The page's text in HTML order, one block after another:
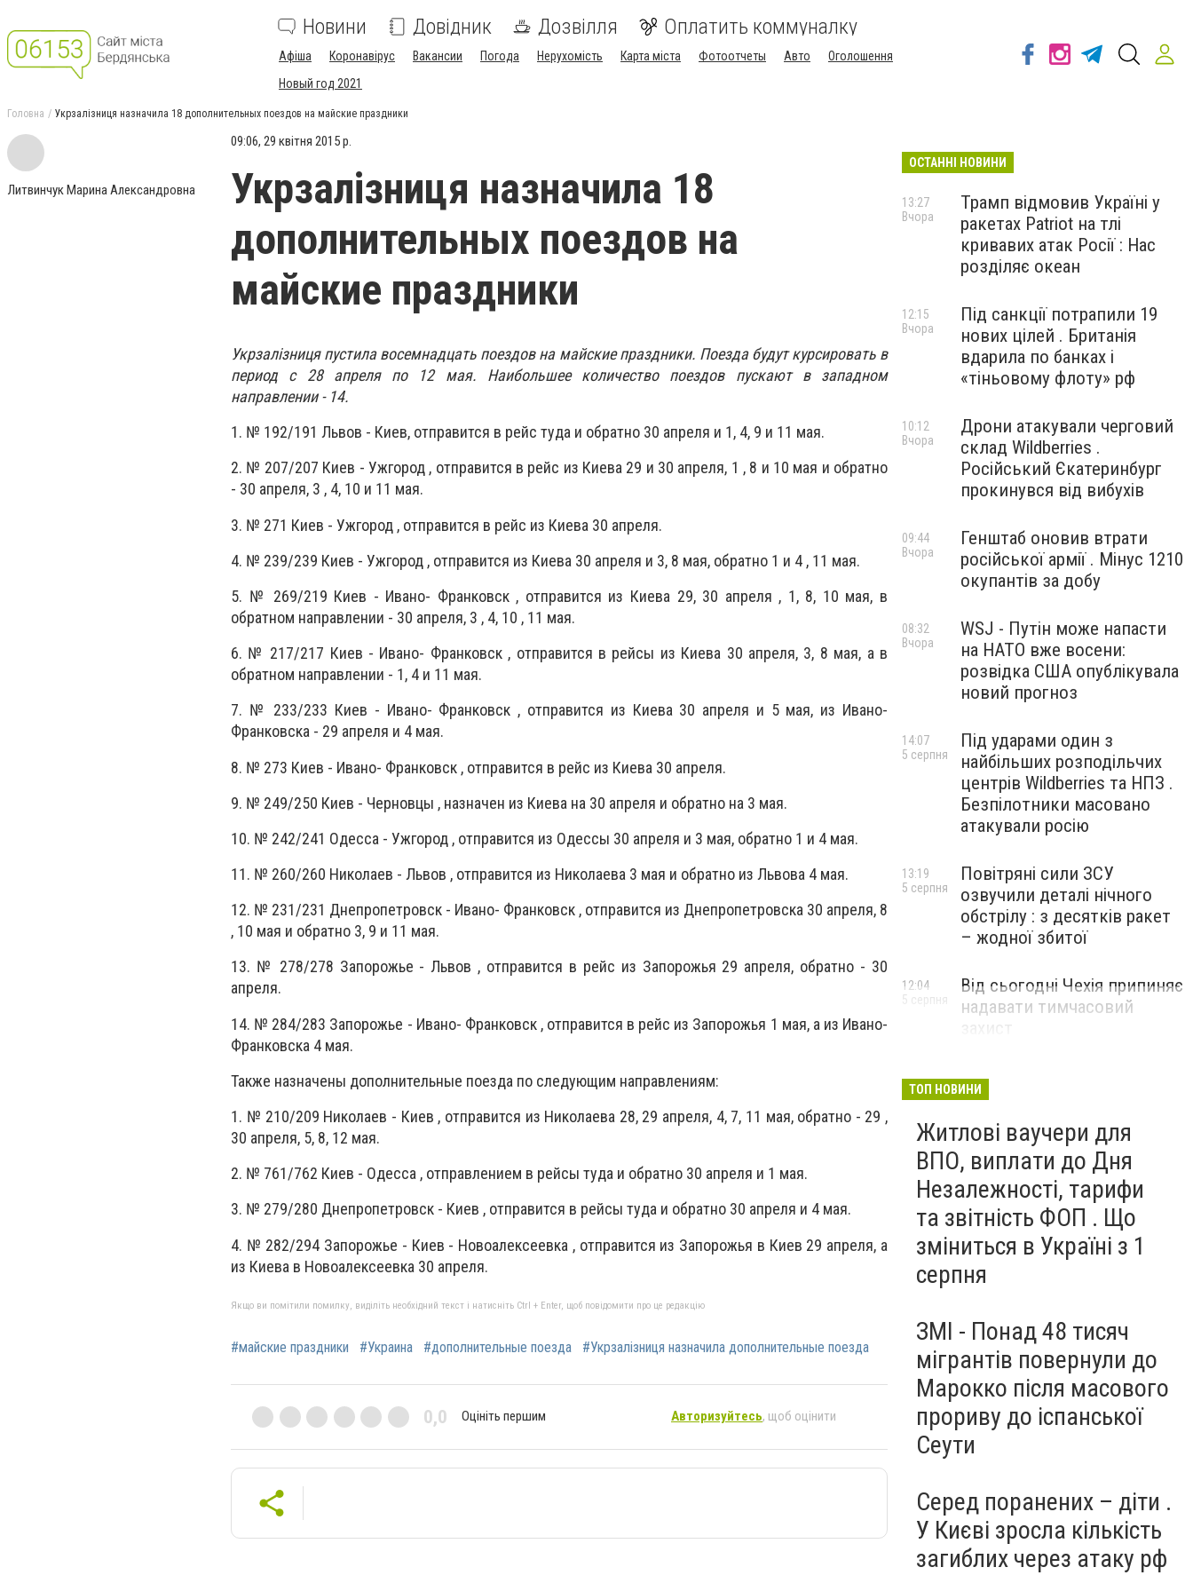
Новини Довідник Дозвілля Оплатить коммуналку
Афіша Коронавірус Вакансии Погода Нерухомість Карта міста Фотоотчеты Авто
Оголошення
Новый год 2021
Головна Укрзалізниця назначила 18 дополнительных поездов на майские праздники
Литвинчук Марина Александровна
09:06, 29 квітня 2015 р.
Укрзалізниця назначила 18
дополнительных поездов на
майские праздники
Укрзалізниця пустила восемнадцать поездов на майские праздники. Поезда будут курсировать в
период с 28 апреля по 12 мая. Наибольшее количество поездов пускают в западном
направлении - 14.
1. № 192/191 Львов - Киев, отправится в рейс туда и обратно 30 апреля и 1, 4, 9 и 11 мая.
2. № 207/207 Киев - Ужгород , отправится в рейс из Киева 29 и 30 апреля, 1 , 8 и 10 мая и обратно
- 30 апреля, 3 , 4, 10 и 11 мая.
3. № 271 Киев - Ужгород , отправится в рейс из Киева 30 апреля.
4. № 239/239 Киев - Ужгород , отправится из Киева 30 апреля и 3, 8 мая, обратно 1 и 4 , 11 мая.
5. № 269/219 Киев - Ивано- Франковск , отправится из Киева 29, 30 апреля , 1, 8, 10 мая, в
обратном направлении - 30 апреля, 3 , 4, 10 , 11 мая.
6. № 217/217 Киев - Ивано- Франковск , отправится в рейсы из Киева 30 апреля, 3, 8 мая, а в
обратном направлении - 1, 4 и 11 мая.
7. № 233/233 Киев - Ивано- Франковск , отправится из Киева 30 апреля и 5 мая, из Ивано-
Франковска - 29 апреля и 4 мая.
8. № 273 Киев - Ивано- Франковск , отправится в рейс из Киева 30 апреля.
9. № 249/250 Киев - Черновцы , назначен из Киева на 30 апреля и обратно на 3 мая.
10. № 242/241 Одесса - Ужгород , отправится из Одессы 30 апреля и 3 мая, обратно 1 и 4 мая.
11. № 260/260 Николаев - Львов , отправится из Николаева 3 мая и обратно из Львова 4 мая.
12. № 231/231 Днепропетровск - Ивано- Франковск , отправится из Днепропетровска 30 апреля, 8
, 10 мая и обратно 3, 9 и 11 мая.
13. № 278/278 Запорожье - Львов , отправится в рейс из Запорожья 29 апреля, обратно - 30
апреля.
14. № 284/283 Запорожье - Ивано- Франковск , отправится в рейс из Запорожья 1 мая, а из Ивано-
Франковска 4 мая.
Также назначены дополнительные поезда по следующим направлениям:
1. № 210/209 Николаев - Киев , отправится из Николаева 28, 29 апреля, 4, 7, 11 мая, обратно - 29 ,
30 апреля, 5, 8, 12 мая.
2. № 761/762 Киев - Одесса , отправлением в рейсы туда и обратно 30 апреля и 1 мая.
3. № 279/280 Днепропетровск - Киев , отправится в рейсы туда и обратно 30 апреля и 4 мая.
4. № 282/294 Запорожье - Киев - Новоалексеевка , отправится из Запорожья в Киев 29 апреля, а
из Киева в Новоалексеевка 30 апреля.
Якщо ви помітили помилку, виділіть необхідний текст і натисніть Ctrl + Enter, щоб повідомити про це редакцію
#майские праздники #Украина #дополнительные поезда #Укрзалізниця назначила дополнительные поезда
0,0 Оцініть першим Авторизуйтесь, щоб оцінити
ОСТАННІ НОВИНИ
Трамп відмовив Україні у
ракетах Patriot на тлі
кривавих атак Росії : Нас
розділяє океан
13:27
Вчора
Під санкції потрапили 19
нових цілей . Британія
вдарила по банках і
«тіньовому флоту» рф
12:15
Вчора
Дрони атакували черговий
склад Wildberries .
Російський Єкатеринбург
прокинувся від вибухів
10:12
Вчора
Генштаб оновив втрати
російської армії . Мінус 1210
окупантів за добу
09:44
Вчора
WSJ - Путін може напасти
на НАТО вже восени:
розвідка США опублікувала
новий прогноз
08:32
Вчора
Під ударами один з
найбільших розподільчих
центрів Wildberries та НПЗ .
Безпілотники масовано
атакували росію
14:07
5 серпня
Повітряні сили ЗСУ
озвучили деталі нічного
обстрілу : з десятків ракет
– жодної збитої
13:19
5 серпня
Від сьогодні Чехія припиняє
надавати тимчасовий
12:04
5 серпня
ТОП НОВИНИ
Житлові ваучери для
ВПО, виплати до Дня
Незалежності, тарифи
та звітність ФОП . Що
зміниться в Україні з 1
серпня
ЗМІ - Понад 48 тисяч
мігрантів повернули до
Марокко після масового
прориву до іспанської
Сеути
Серед поранених – діти .
У Києві зросла кількість
загиблих через атаку рф